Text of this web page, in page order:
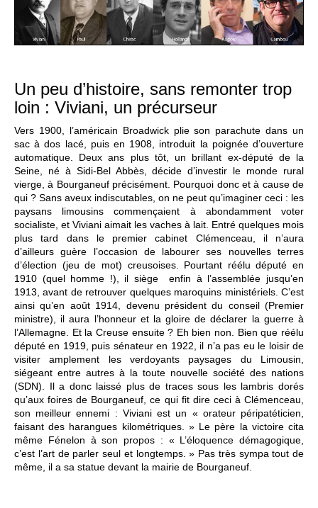
Un peu d’histoire, sans remonter trop
loin : Viviani, un précurseur
Vers 1900, l’américain Broadwick plie son parachute dans un
sac à dos lacé, puis en 1908, introduit la poignée d’ouverture
automatique. Deux ans plus tôt, un brillant ex-député de la
Seine, né à Sidi-Bel Abbès, décide d’investir le monde rural
vierge, à Bourganeuf précisément. Pourquoi donc et à cause de
qui ? Sans aveux indiscutables, on ne peut qu’imaginer ceci : les
paysans limousins commençaient à abondamment voter
socialiste, et Viviani aimait les vaches à lait. Entré quelques mois
plus tard dans le premier cabinet Clémenceau, il n’aura
d’ailleurs guère l’occasion de labourer ses nouvelles terres
d’élection (jeu de mot) creusoises. Pourtant réélu député en
1910 (quel homme !), il siège enfin à l’assemblée jusqu’en
1913, avant de retrouver quelques maroquins ministériels. C’est
ainsi qu’en août 1914, devenu président du conseil (Premier
ministre), il aura l’honneur et la gloire de déclarer la guerre à
l’Allemagne. Et la Creuse ensuite ? Eh bien non. Bien que réélu
député en 1919, puis sénateur en 1922, il n’a pas eu le loisir de
visiter amplement les verdoyants paysages du Limousin,
siégeant entre autres à la toute nouvelle société des nations
(SDN). Il a donc laissé plus de traces sous les lambris dorés
qu’aux foires de Bourganeuf, ce qui fit dire ceci à Clémenceau,
son meilleur ennemi : Viviani est un « orateur péripatéticien,
faisant des harangues kilométriques. » Le père la victoire cita
même Fénelon à son propos : « L’éloquence démagogique,
c’est l’art de parler seul et longtemps. » Pas très sympa tout de
même, il a sa statue devant la mairie de Bourganeuf.